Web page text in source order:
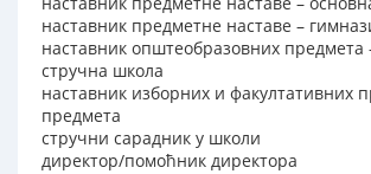
наставник предметне наставе –
наставник општеобразовних предмета
стручна школа
наставник изборних и факултативних
предмета
стручни сарадник у школи
директор/помоћник директора